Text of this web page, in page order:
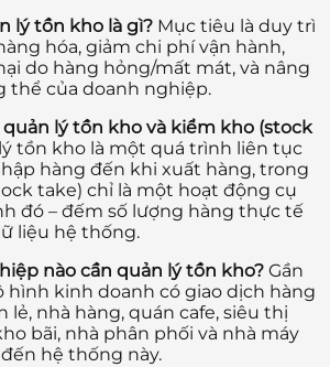
lý tồn kho là gì? Mục tiêu là duy trì
hóa, giảm chi phí vận hành,
do hàng hỏng/mất mát, và nâng
thể của doanh nghiệp.
lý tồn kho và kiểm kho (stock
tồn kho là một quá trình liên tục
hàng đến khi xuất hàng, trong
take) chỉ là một hoạt động cụ
đó – đếm số lượng hàng thực tế
liệu hệ thống.
nào cần quản lý tồn kho? Gần
hình kinh doanh có giao dịch hàng
lẻ, nhà hàng, quán cafe, siêu thị
bãi, nhà phân phối và nhà máy
hệ thống này.